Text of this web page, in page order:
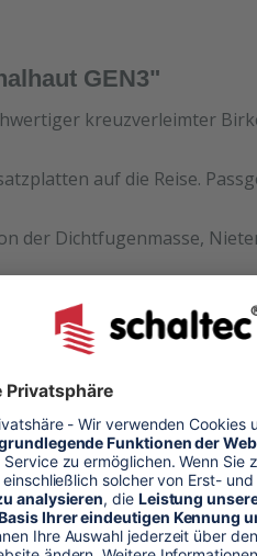
GEN3"
kreuzverleimter
auf die Reise.
der Dichtfugenmasse,